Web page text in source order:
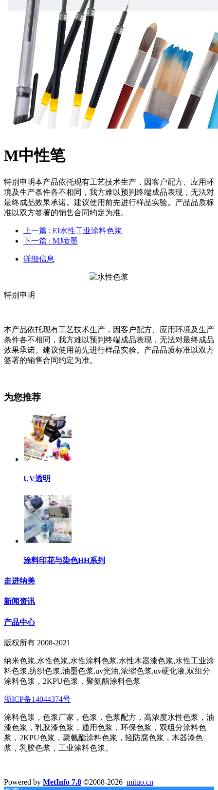
M中性笔
特别申明本产品依托现有工艺技术生产，因客户配方、应用环
境及生产条件各不相同，我方难以预判终端成品表现，无法对
最终成品效果承诺。建议使用前先进行样品实验。产品品质标
准以双方签署的销售合同约定为准。
上一篇 : EI水性工业涂料色浆
下一篇 : MJ喷墨
详细信息
特别申明
本产品依托现有工艺技术生产，因客户配方、应用环境及生产
条件各不相同，我方难以预判终端成品表现，无法对最终成品
效果承诺。建议使用前先进行样品实验。产品品质标准以双方
签署的销售合同约定为准。
为您推荐
UV透明
涂料印花与染色HH系列
走进纳美
新闻资讯
产品中心
版权所有 2008-2021
纳米色浆,水性色浆,水性涂料色浆,水性木器漆色浆,水性工业涂
料色浆,纺织色浆,油墨色浆,uv光油,浓缩色浆,uv硬化液,双组分
涂料色浆，2KPU色浆，聚氨酯涂料色浆
浙ICP备14044374号
涂料色浆，色浆厂家，色浆，色浆配方，高浓度水性色浆，油
漆色浆，乳胶漆色浆，通用色浆，环保色浆，双组分涂料色
浆，2KPU色浆，聚氨酯涂料色浆，轻防腐色浆，木器漆色
浆，乳胶色浆，工业涂料色浆。
Powered by MetInfo 7.8 ©2008-2026 mituo.cn